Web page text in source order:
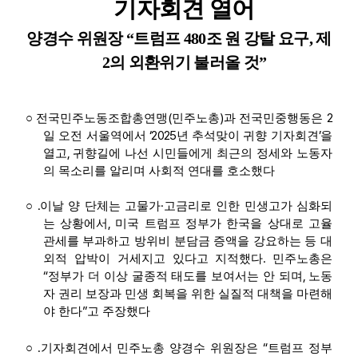
기자회견 열어
양경수 위원장“트럼프480조 원 강탈 요구,제
2의 외환위기 불러올 것”
○ 전국민주노동조합총연맹(민주노총)과 전국민중행동은 2
일 오전 서울역에서 ‘2025년 추석맞이 귀향 기자회견’을
열고, 귀향길에 나선 시민들에게 최근의 정세와 노동자
의 목소리를 알리며 사회적 연대를 호소했다
○ .이날 양 단체는 고물가·고금리로 인한 민생고가 심화되
는 상황에서 , 미국 트럼프 정부가 한국을 상대로 고율
관세를 부과하고 방위비 분담금 증액을 강요하는 등 대
외적 압박이 거세지고 있다고 지적했다. 민주노총은
“정부가 더 이상 굴종적 태도를 보여서는 안 되며 , 노동
자 권리 보장과 민생 회복을 위한 실질적 대책을 마련해
야 한다”고 주장했다
○ .기자회견에서 민주노총 양경수 위원장은 “트럼프 정부